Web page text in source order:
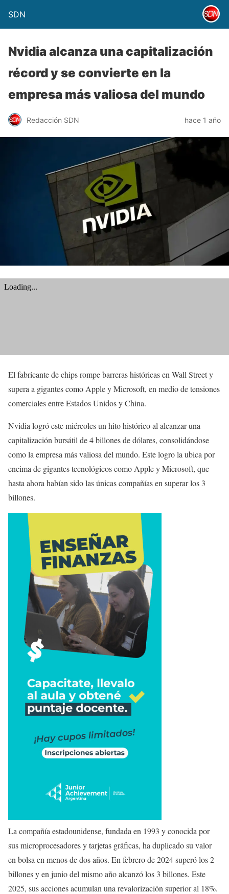
SDN
Nvidia alcanza una capitalización
récord y se convierte en la
empresa más valiosa del mundo
Redacción SDN hace 1 año
El fabricante de chips rompe barreras históricas en Wall Street y
supera a gigantes como Apple y Microsoft, en medio de tensiones
comerciales entre Estados Unidos y China.
Nvidia logró este miércoles un hito histórico al alcanzar una
capitalización bursátil de 4 billones de dólares, consolidándose
como la empresa más valiosa del mundo. Este logro la ubica por
encima de gigantes tecnológicos como Apple y Microsoft, que
hasta ahora habían sido las únicas compañías en superar los 3
billones.
La compañía estadounidense, fundada en 1993 y conocida por
sus microprocesadores y tarjetas gráficas, ha duplicado su valor
en bolsa en menos de dos años. En febrero de 2024 superó los 2
billones y en junio del mismo año alcanzó los 3 billones. Este
2025, sus acciones acumulan una revalorización superior al 18%.